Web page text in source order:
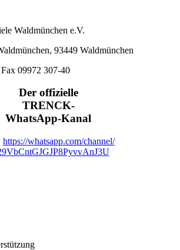
Waldmünchen e.V.
93449 Waldmünchen
09972 307-40
Der offizielle
TRENCK-
WhatsApp-Kanal
https://whatsapp.com/channel/